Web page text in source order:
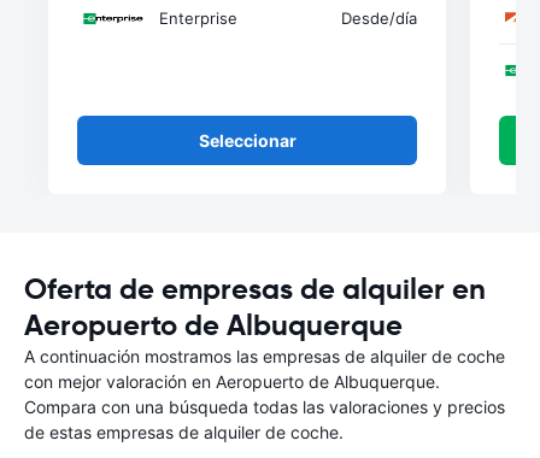
Enterprise Desde/día
Seleccionar
Oferta de empresas de alquiler en
Aeropuerto de Albuquerque
A continuación mostramos las empresas de alquiler de coche
con mejor valoración en Aeropuerto de Albuquerque.
Compara con una búsqueda todas las valoraciones y precios
de estas empresas de alquiler de coche.